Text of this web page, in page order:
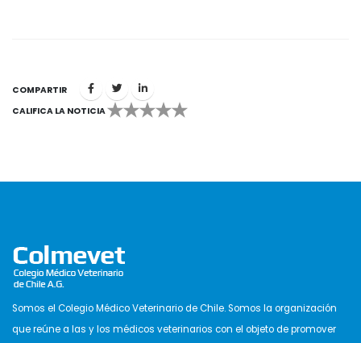
COMPARTIR
CALIFICA LA NOTICIA
1 2 3 4 5
Somos el Colegio Médico Veterinario de Chile. Somos la organización
que reúne a las y los médicos veterinarios con el objeto de promover